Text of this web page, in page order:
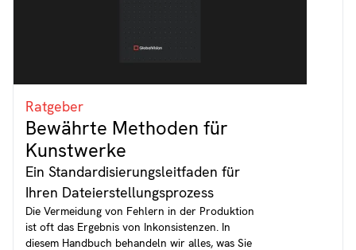
Ratgeber
Bewährte Methoden für
Kunstwerke
Ein Standardisierungsleitfaden für
Ihren Dateierstellungsprozess
Die Vermeidung von Fehlern in der Produktion
ist oft das Ergebnis von Inkonsistenzen. In
diesem Handbuch behandeln wir alles, was Sie